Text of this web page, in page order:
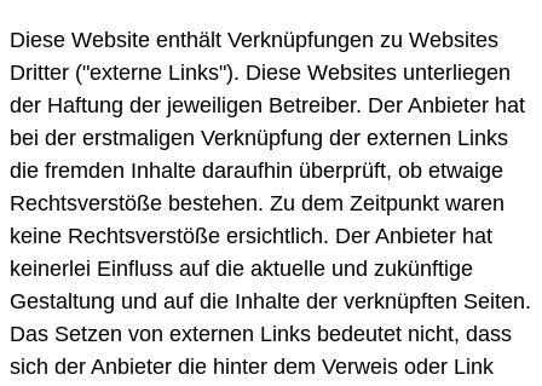
Diese Website enthält Verknüpfungen zu Websites
Dritter ("externe Links"). Diese Websites unterliegen
der Haftung der jeweiligen Betreiber. Der Anbieter hat
bei der erstmaligen Verknüpfung der externen Links
die fremden Inhalte daraufhin überprüft, ob etwaige
Rechtsverstöße bestehen. Zu dem Zeitpunkt waren
keine Rechtsverstöße ersichtlich. Der Anbieter hat
keinerlei Einfluss auf die aktuelle und zukünftige
Gestaltung und auf die Inhalte der verknüpften Seiten.
Das Setzen von externen Links bedeutet nicht, dass
sich der Anbieter die hinter dem Verweis oder Link